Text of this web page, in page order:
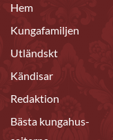
Hem
Kungafamiljen
Utländskt
Kändisar
Redaktion
Bästa kungahus-